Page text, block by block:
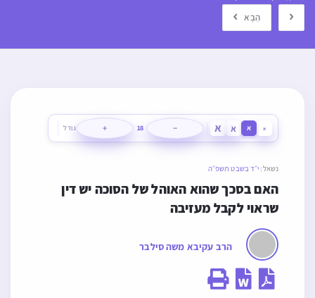
הַבָּא
א א א א −
18
+ גודל
נשאל: י״ד בשבט תשפ״ה
האם בסכך שהוא האוהל של הסוכה יש דין
שראוי לקבל מעזיבה
הרב עקיבא משה סילבר